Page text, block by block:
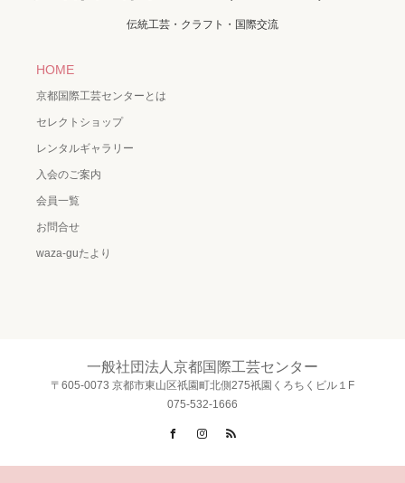
伝統工芸・クラフト・国際交流
HOME
京都国際工芸センターとは
セレクトショップ
レンタルギャラリー
入会のご案内
会員一覧
お問合せ
waza-guたより
一般社団法人京都国際工芸センター
〒605-0073 京都市東山区祇園町北側275祇園くろちくビル１F
075-532-1666
FacebookInstagram